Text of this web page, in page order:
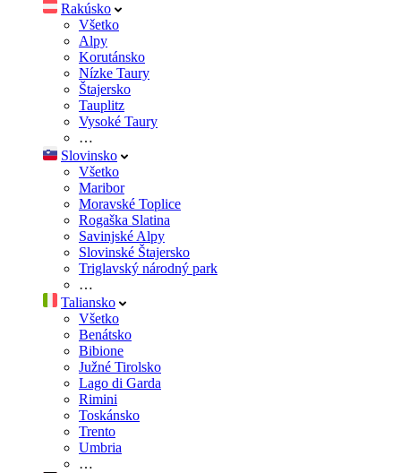
Rakúsko
Všetko
Alpy
Korutánsko
Nízke Taury
Štajersko
Tauplitz
Vysoké Taury
…
Slovinsko
Všetko
Maribor
Moravské Toplice
Rogaška Slatina
Savinjské Alpy
Slovinské Štajersko
Triglavský národný park
…
Taliansko
Všetko
Benátsko
Bibione
Južné Tirolsko
Lago di Garda
Rimini
Toskánsko
Trento
Umbria
…